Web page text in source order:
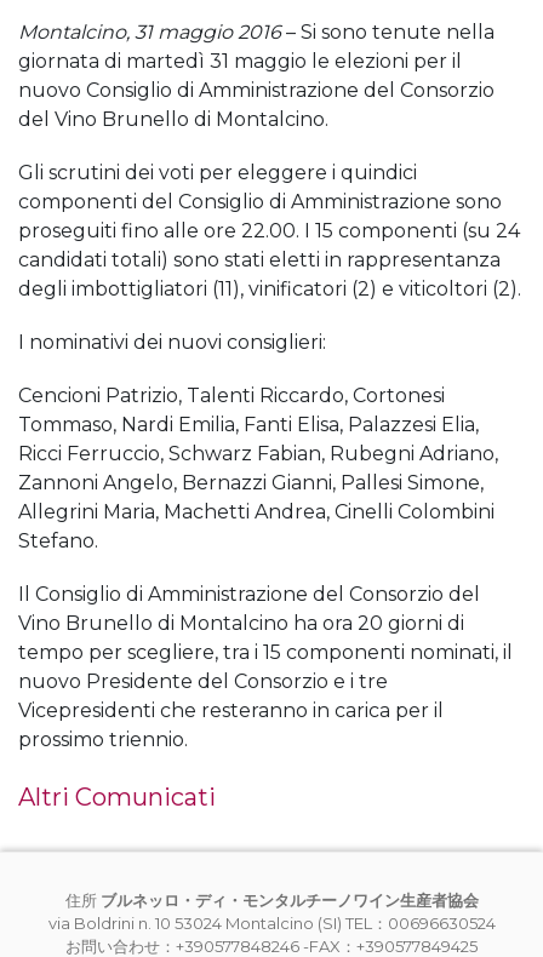
Montalcino, 31 maggio 2016 – Si sono tenute nella
giornata di martedì 31 maggio le elezioni per il
nuovo Consiglio di Amministrazione del Consorzio
del Vino Brunello di Montalcino.
Gli scrutini dei voti per eleggere i quindici
componenti del Consiglio di Amministrazione sono
proseguiti fino alle ore 22.00. I 15 componenti (su 24
candidati totali) sono stati eletti in rappresentanza
degli imbottigliatori (11), vinificatori (2) e viticoltori (2).
I nominativi dei nuovi consiglieri:
Cencioni Patrizio, Talenti Riccardo, Cortonesi
Tommaso, Nardi Emilia, Fanti Elisa, Palazzesi Elia,
Ricci Ferruccio, Schwarz Fabian, Rubegni Adriano,
Zannoni Angelo, Bernazzi Gianni, Pallesi Simone,
Allegrini Maria, Machetti Andrea, Cinelli Colombini
Stefano.
Il Consiglio di Amministrazione del Consorzio del
Vino Brunello di Montalcino ha ora 20 giorni di
tempo per scegliere, tra i 15 componenti nominati, il
nuovo Presidente del Consorzio e i tre
Vicepresidenti che resteranno in carica per il
prossimo triennio.
Altri Comunicati
住所 ブルネッロ・ディ・モンタルチーノワイン生産者協会
via Boldrini n. 10 53024 Montalcino (SI) TEL：00696630524
お問い合わせ：+390577848246 -FAX：+390577849425